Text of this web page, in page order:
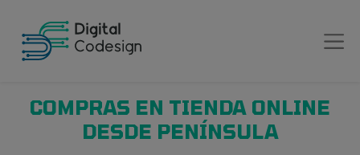
COMPRAS EN TIENDA ONLINE
DESDE PENÍNSULA